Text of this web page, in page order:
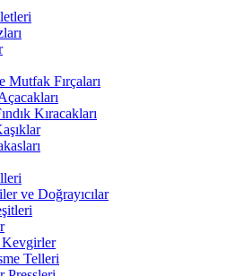
Mutfak Fırçaları
Kıracakları
ve Doğrayıcılar
Kevgirler
Telleri